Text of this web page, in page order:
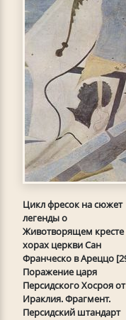
Цикл фресок на сюжет
легенды о
Животворящем кресте
хорах церкви Сан
Франческо в Ареццо
Поражение царя
Персидского Хосроя от
Ираклия. Фрагмент.
Персидский штандарт